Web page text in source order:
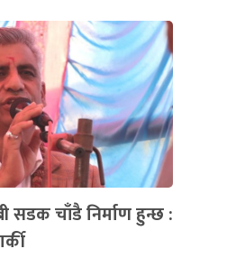
सडक चाँडै निर्माण हुन्छ :